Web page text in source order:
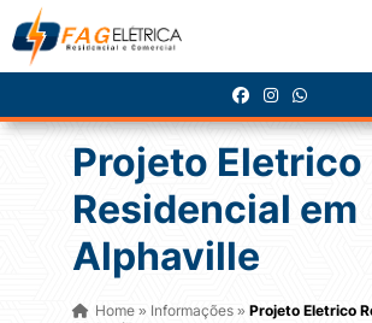
Projeto Eletrico
Residencial em
Alphaville
Home» Informações » Projeto Eletrico